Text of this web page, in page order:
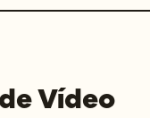
Vídeo